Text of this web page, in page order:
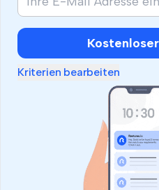
Kriterien bearbeiten